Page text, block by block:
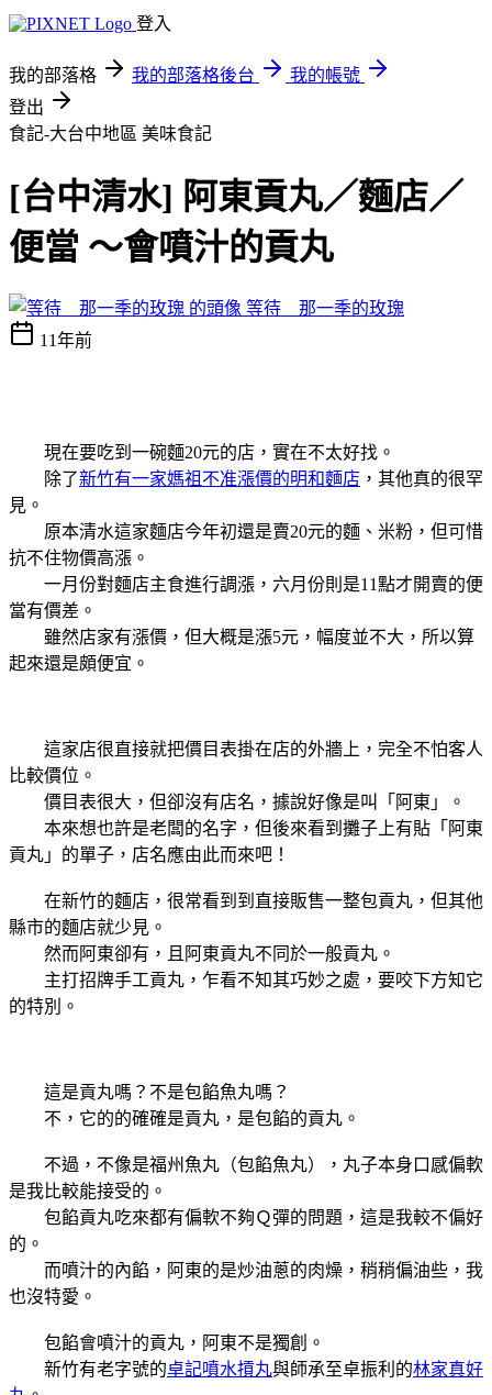
登入
我的部落格 我的部落格後台
我的帳號
登出
食記-大台中地區 美味食記
[台中清水] 阿東貢丸／麵店／
便當 ～會噴汁的貢丸
等待 那一季的玫瑰
11年前
現在要吃到一碗麵20元的店，實在不太好找。
除了新竹有一家媽祖不准漲價的明和麵店 ，其他真的很罕
見。
原本清水這家麵店今年初還是賣20元的麵、米粉，但可惜
抗不住物價高漲。
一月份對麵店主食進行調漲，六月份則是11點才開賣的便
當有價差。
雖然店家有漲價，但大概是漲5元，幅度並不大，所以算
起來還是頗便宜。
這家店很直接就把價目表掛在店的外牆上，完全不怕客人
比較價位。
價目表很大，但卻沒有店名，據說好像是叫
「阿東」。
本來想也許是老闆的名字，但後來看到攤子上有貼 「阿東
貢丸」的單子 ，店名應由此而來吧！
在新竹的麵店，很常看到到直接販售一整包貢丸，但其他
縣市的麵店就少見。
然而阿東卻有，且阿東貢丸不同於一般貢丸。
主打招牌手工貢丸，乍看不知其巧妙之處，要咬下方知它
的特別。
這是貢丸嗎？不是包餡魚丸嗎？
不，它的的確確是貢丸，是包餡的貢丸。
不過，不像是福州魚丸（包餡魚丸），丸子本身口感偏軟
是我比較能接受的。
包餡貢丸吃來都有偏軟不夠Ｑ彈的問題，這是我較不偏好
的。
而噴汁的內餡，阿東的是炒油蔥的肉燥，稍稍偏油些，我
也沒特愛。
包餡會噴汁的貢丸，阿東不是獨創。
新竹有老字號的卓記噴水摃丸與師承至卓振利的林家真好